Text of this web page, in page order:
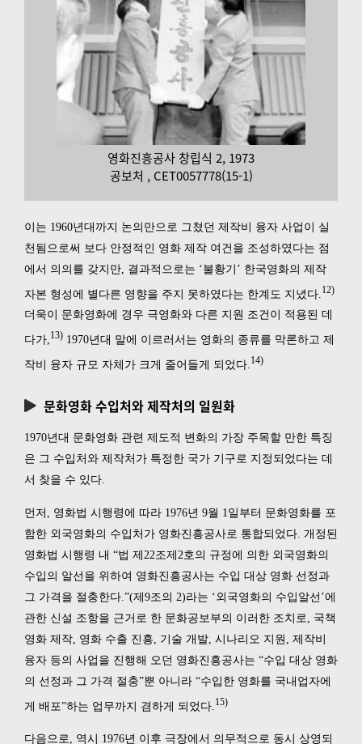
영화진흥공사 창립식 2, 1973
공보처 , CET0057778(15-1)
이는 1960년대까지 논의만으로 그쳤던 제작비 융자 사업이 실
천됨으로써 보다 안정적인 영화 제작 여건을 조성하였다는 점
에서 의의를 갖지만, 결과적으로는 ‘불황기’ 한국영화의 제작
자본 형성에 별다른 영향을 주지 못하였다는 한계도 지녔다. 12)
더욱이 문화영화에 경우 극영화와 다른 지원 조건이 적용된 데
다가,13) 1970년대 말에 이르러서는 영화의 종류를 막론하고 제
작비 융자 규모 자체가 크게 줄어들게 되었다. 14)
문화영화 수입처와 제작처의 일원화
1970년대 문화영화 관련 제도적 변화의 가장 주목할 만한 특징
은 그 수입처와 제작처가 특정한 국가 기구로 지정되었다는 데
서 찾을 수 있다.
먼저, 영화법 시행령에 따라 1976년 9월 1일부터 문화영화를 포
함한 외국영화의 수입처가 영화진흥공사로 통합되었다. 개정된
영화법 시행령 내 “법 제22조제2호의 규정에 의한 외국영화의
수입의 알선을 위하여 영화진흥공사는 수입 대상 영화 선정과
그 가격을 절충한다.”(제9조의 2)라는 ‘외국영화의 수입알선’에
관한 신설 조항을 근거로 한 문화공보부의 이러한 조치로, 국책
영화 제작, 영화 수출 진흥, 기술 개발, 시나리오 지원, 제작비
융자 등의 사업을 진행해 오던 영화진흥공사는 “수입 대상 영화
의 선정과 그 가격 절충”뿐 아니라 “수입한 영화를 국내업자에
게 배포”하는 업무까지 겸하게 되었다. 15)
다음으로, 역시 1976년 이후 극장에서 의무적으로 동시 상영되